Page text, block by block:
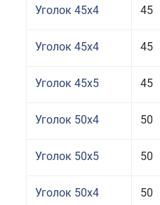
Уголок 45x4 45
Уголок 45x4 45
Уголок 45x5 45
Уголок 50x4 50
Уголок 50x5 50
Уголок 50x4 50